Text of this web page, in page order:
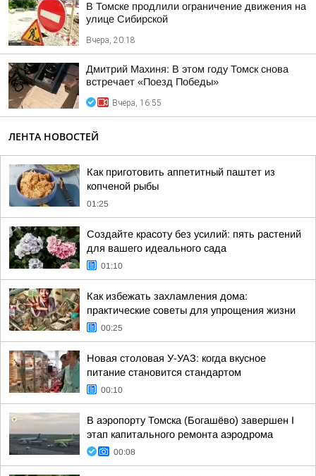
В Томске продлили ограничение движения на
улице Сибирской
Вчера, 20:18
Дмитрий Махиня: В этом году Томск снова
встречает «Поезд Победы»
Вчера, 16:55
ЛЕНТА НОВОСТЕЙ
Как приготовить аппетитный паштет из
копченой рыбы
01:25
Создайте красоту без усилий: пять растений
для вашего идеального сада
01:10
Как избежать захламления дома:
практические советы для упрощения жизни
00:25
Новая столовая У-УАЗ: когда вкусное
питание становится стандартом
00:10
В аэропорту Томска (Богашёво) завершен I
этап капитального ремонта аэродрома
00:08